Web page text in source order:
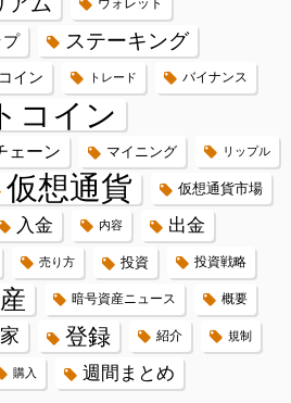
ウォレット
プ ステーキング
イン トレード バイナンス
コイン
ェーン マイニング リップル
仮想通貨 仮想通貨市場
入金 内容 出金
売り方 投資 投資戦略
暗号資産ニュース 概要
登録 紹介 規制
購入 週間まとめ